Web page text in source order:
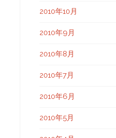
2010年10月
2010年9月
2010年8月
2010年7月
2010年6月
2010年5月